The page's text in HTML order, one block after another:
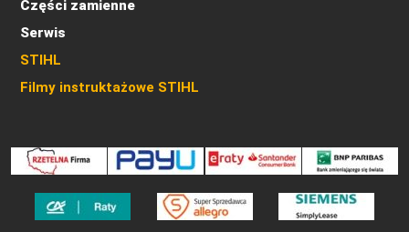
Części zamienne
Serwis
STIHL
Filmy instruktażowe STIHL